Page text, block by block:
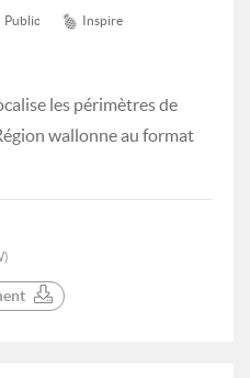
Public Inspire
les périmètres de
wallonne au format